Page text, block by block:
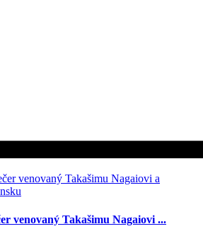
venovaný Takašimu Nagaiovi ...